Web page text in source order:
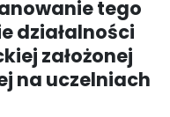
tego
działalności
założonej
na uczelniach